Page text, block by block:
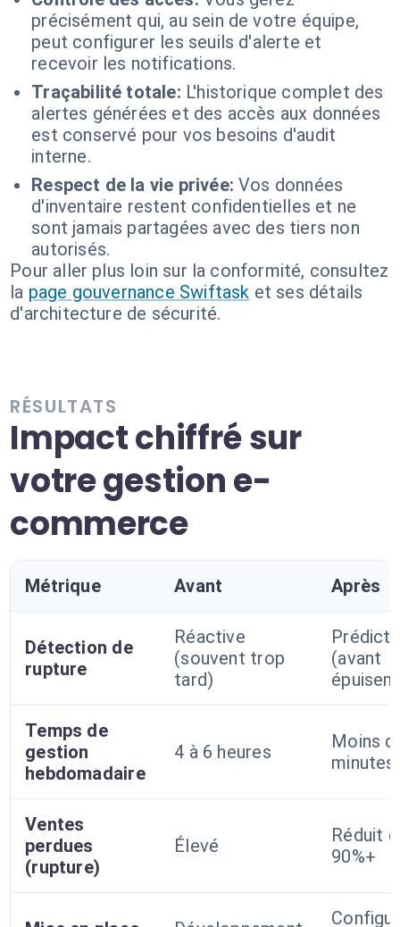
précisément qui, au sein de votre équipe,
peut configurer les seuils d'alerte et
recevoir les notifications.
Traçabilité totale: L'historique complet des
alertes générées et des accès aux données
est conservé pour vos besoins d'audit
interne.
Respect de la vie privée: Vos données
d'inventaire restent confidentielles et ne
sont jamais partagées avec des tiers non
autorisés.
Pour aller plus loin sur la conformité, consultez
la page gouvernance Swiftask et ses détails
d'architecture de sécurité.
RÉSULTATS
Impact chiffré sur
votre gestion e-
commerce
Métrique Avant Après
Détection de
rupture
Réactive
(souvent trop
tard)
(avant
Temps de
gestion
hebdomadaire
4 à 6 heures
Moins
minutes
Ventes
perdues
(rupture)
Élevé
Réduit
90%+